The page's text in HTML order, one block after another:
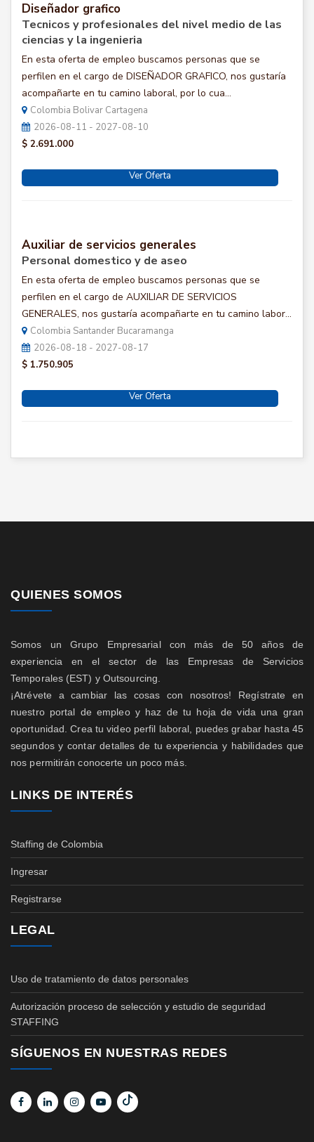
Diseñador grafico
Tecnicos y profesionales del nivel medio de las
ciencias y la ingenieria
En esta oferta de empleo buscamos personas que se
perfilen en el cargo de DISEÑADOR GRAFICO, nos gustaría
acompañarte en tu camino laboral, por lo cua...
Colombia Bolivar Cartagena
2026-08-11 - 2027-08-10
$ 2.691.000
Ver Oferta
Auxiliar de servicios generales
Personal domestico y de aseo
En esta oferta de empleo buscamos personas que se
perfilen en el cargo de AUXILIAR DE SERVICIOS
GENERALES, nos gustaría acompañarte en tu camino labor...
Colombia Santander Bucaramanga
2026-08-18 - 2027-08-17
$ 1.750.905
Ver Oferta
QUIENES SOMOS
Somos un Grupo Empresarial con más de 50 años de
experiencia en el sector de las Empresas de Servicios
Temporales (EST) y Outsourcing.
¡Atrévete a cambiar las cosas con nosotros! Regístrate en
nuestro portal de empleo y haz de tu hoja de vida una gran
oportunidad. Crea tu video perfil laboral, puedes grabar hasta 45
segundos y contar detalles de tu experiencia y habilidades que
nos permitirán conocerte un poco más.
LINKS DE INTERÉS
Staffing de Colombia
Ingresar
Registrarse
LEGAL
Uso de tratamiento de datos personales
Autorización proceso de selección y estudio de seguridad
STAFFING
SÍGUENOS EN NUESTRAS REDES